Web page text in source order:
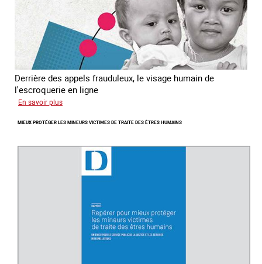
Derrière des appels frauduleux, le visage humain de
l'escroquerie en ligne
En savoir plus
mondiale
lutte
MIEUX PROTÉGER LES MINEURS VICTIMES DE TRAITE DES ÊTRES HUMAINS